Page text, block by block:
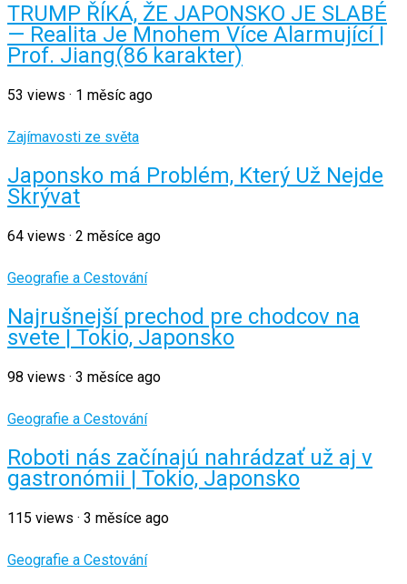
TRUMP ŘÍKÁ, ŽE JAPONSKO JE SLABÉ
— Realita Je Mnohem Více Alarmující |
Prof. Jiang(86 karakter)
53 views · 1 měsíc ago
Zajímavosti ze světa
Japonsko má Problém, Který Už Nejde
Skrývat
64 views · 2 měsíce ago
Geografie a Cestování
Najrušnejší prechod pre chodcov na
svete | Tokio, Japonsko
98 views · 3 měsíce ago
Geografie a Cestování
Roboti nás začínajú nahrádzať už aj v
gastronómii | Tokio, Japonsko
115 views · 3 měsíce ago
Geografie a Cestování